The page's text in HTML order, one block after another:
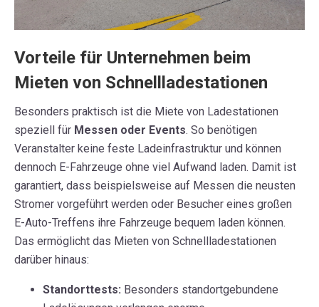
Vorteile für Unternehmen beim
Mieten von Schnellladestationen
Besonders praktisch ist die Miete von Ladestationen
speziell für Messen oder Events. So benötigen
Veranstalter keine feste Ladeinfrastruktur und können
dennoch E-Fahrzeuge ohne viel Aufwand laden. Damit ist
garantiert, dass beispielsweise auf Messen die neusten
Stromer vorgeführt werden oder Besucher eines großen
E-Auto-Treffens ihre Fahrzeuge bequem laden können.
Das ermöglicht das Mieten von Schnellladestationen
darüber hinaus:
Standorttests: Besonders standortgebundene